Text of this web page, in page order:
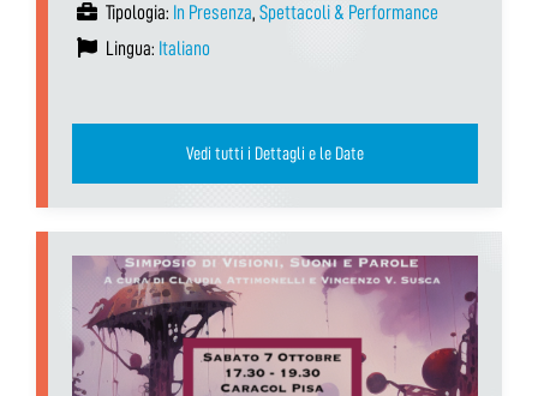
Tipologia: In Presenza, Spettacoli & Performance
Lingua: Italiano
Vedi tutti i Dettagli e le Date